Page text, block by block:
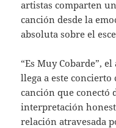
artistas comparten
canción desde la
absoluta sobre el
“Es Muy Cobarde”,
llega a este
canción que conectó
interpretación
relación atravesada